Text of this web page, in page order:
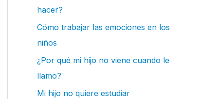
hacer?
Cómo trabajar las emociones en los
niños
¿Por qué mi hijo no viene cuando le
llamo?
Mi hijo no quiere estudiar